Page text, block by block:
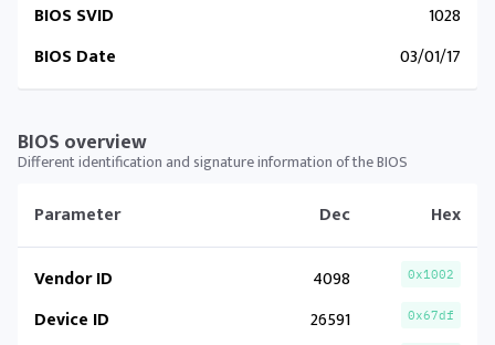
BIOS SVID
1028
BIOS Date
03/01/17
BIOS overview
Different identification and signature information of the BIOS
Parameter Dec Hex
Vendor ID 4098 0x1002
Device ID 26591 0x67df